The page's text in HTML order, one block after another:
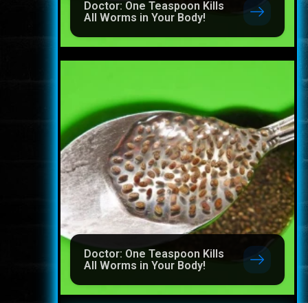
Doctor: One Teaspoon Kills
All Worms in Your Body!
Doctor: One Teaspoon Kills
All Worms in Your Body!